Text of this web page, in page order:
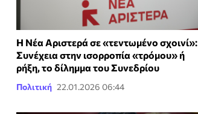
Η Νέα Αριστερά σε «τεντωμένο σχοινί»:
Συνέχεια στην ισορροπία «τρόμου» ή
ρήξη, το δίλημμα του Συνεδρίου
Πολιτική 22.01.2026 06:44